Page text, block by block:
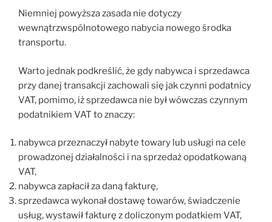
Niemniej powyższa zasada nie dotyczy
wewnątrzwspólnotowego nabycia nowego środka
transportu.
Warto jednak podkreślić, że gdy nabywca i sprzedawca
przy danej transakcji zachowali się jak czynni podatnicy
VAT, pomimo, iż sprzedawca nie był wówczas czynnym
podatnikiem VAT to znaczy:
nabywca przeznaczył nabyte towary lub usługi na cele
prowadzonej działalności i na sprzedaż opodatkowaną
VAT,
nabywca zapłacił za daną fakturę,
sprzedawca wykonał dostawę towarów, świadczenie
usług, wystawił fakturę z doliczonym podatkiem VAT,